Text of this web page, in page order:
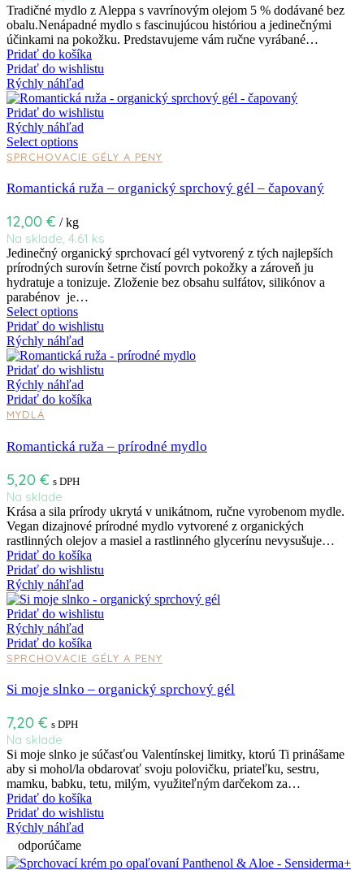
Tradičné mydlo z Aleppa s vavrínovým olejom 5 % dodávané bez
obalu.Nenápadné mydlo s fascinujúcou históriou a jedinečnými
účinkami na pokožku. Predstavujeme vám ručne vyrábané…
Pridať do košíka
Pridať do wishlistu
Rýchly náhľad
Pridať do wishlistu
Rýchly náhľad
Select options
SPRCHOVACIE GÉLY A PENY
Romantická ruža – organický sprchový gél – čapovaný
12,00 € / kg
Na sklade, 4.61 ks
Jedinečný organický sprchovací gél vytvorený z tých najlepších
prírodných surovín šetrne čistí povrch pokožky a zároveň ju
hydratuje a tonizuje. Zloženie bez obsahu sulfátov, silikónov a
parabénov je…
Select options
Pridať do wishlistu
Rýchly náhľad
Pridať do wishlistu
Rýchly náhľad
Pridať do košíka
MYDLÁ
Romantická ruža – prírodné mydlo
5,20 € s DPH
Na sklade
Krása a sila prírody ukrytá v unikátnom, ručne vyrobenom mydle.
Vegan dizajnové prírodné mydlo vytvorené z organických
rastlinných olejov a masiel a rastlinného glycerínu nevysušuje…
Pridať do košíka
Pridať do wishlistu
Rýchly náhľad
Pridať do wishlistu
Rýchly náhľad
Pridať do košíka
SPRCHOVACIE GÉLY A PENY
Si moje slnko – organický sprchový gél
7,20 € s DPH
Na sklade
Si moje slnko je súčasťou Valentínskej limitky, ktorú Ti prinášame
aby si mohol/la obdarovať svoju polovičku, priateľku, sestru,
mamku, babku, tetu, milým, využiteľným darčekom za…
Pridať do košíka
Pridať do wishlistu
Rýchly náhľad
odporúčame